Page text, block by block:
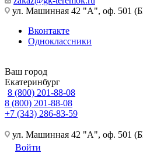
ул. Машинная 42 "А", оф. 501
Вконтакте
Одноклассники
Ваш город
Екатеринбург
8 (800) 201-88-08
8 (800) 201-88-08
+7 (343) 286-83-59
ул. Машинная 42 "А", оф. 501
Войти